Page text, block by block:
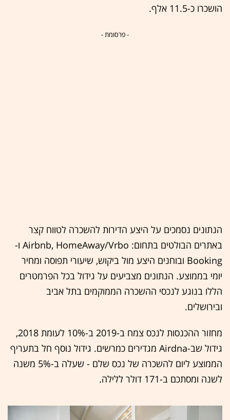
הושכרו כ-11.5 אלף.
- פרסומת -
הנתונים נסמכים על היצע הדירות להשכרה לטווח קצר
באתרים הבולטים בתחום: Airbnb, HomeAway/Vrbo ו-
Booking ובוחנים היצע מול ביקוש, שיעורי תפוסה ומחיר
יומי בממוצע. הנתונים מצביעים על גידול בכל הפרמטרים
הללו בנוגע לנכסי ההשכרה הממוקמים בתל אביב
ובירושלים.
מחזור ההכנסות לנכס צמח ב-2019 ב-10% לעומת 2018,
גידול שב-Airdna מגדירים כמרשים. גידול נוסף חל בתעריף
הממוצע ליום להשכרה של נכס שלם - שעלה ב-5% משנה
לשנה ומסתכם ב-171 דולר ללילה.